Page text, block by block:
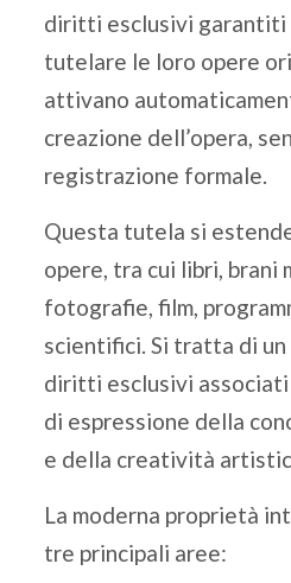
diritti esclusivi garantiti
tutelare le loro opere
attivano
creazione dell’opera,
registrazione formale.
Questa tutela si
opere, tra cui libri, brani
fotografie, film,
scientifici. Si tratta di un
diritti esclusivi
di espressione della
e della creatività
La moderna proprietà
tre principali aree: